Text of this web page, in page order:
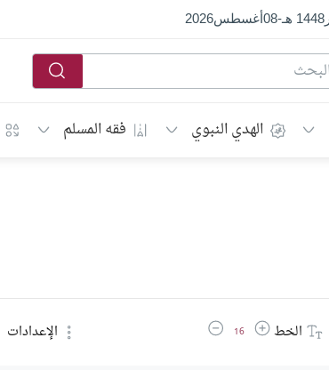
1448 هـ -
08أغسطس2026
الهدي النبوي فقه المسلم
الخطزيادة حجم الخط
16 تقليل حجم الخط الإعدادات